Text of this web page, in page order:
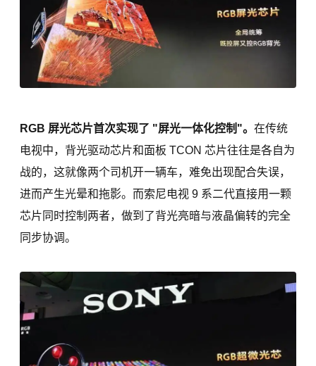
RGB 屏光芯片首次实现了 "屏光一体化控制"。 在传统
电视中，背光驱动芯片和面板 TCON 芯片往往是各自为
战的，这就像两个司机开一辆车，难免出现配合失误，
进而产生光晕和拖影。而索尼电视 9 系二代直接用一颗
芯片同时控制两者，做到了背光亮暗与液晶偏转的完全
同步协调。